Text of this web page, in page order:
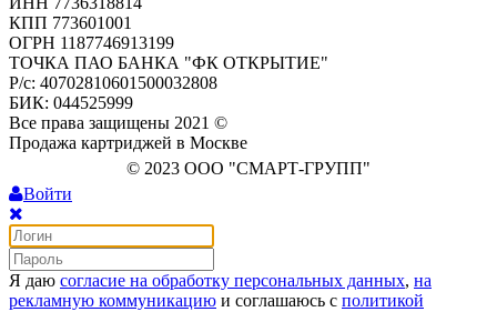
КПП 773601001
ОГРН 1187746913199
ТОЧКА ПАО БАНКА "ФК ОТКРЫТИЕ"
Р/с: 40702810601500032808
БИК: 044525999
Все права защищены 2021 ©
Продажа картриджей в Москве
© 2023 ООО "СМАРТ-ГРУПП"
Войти
Я даю согласие на обработку персональных данных, на
рекламную коммуникацию и соглашаюсь с политикой